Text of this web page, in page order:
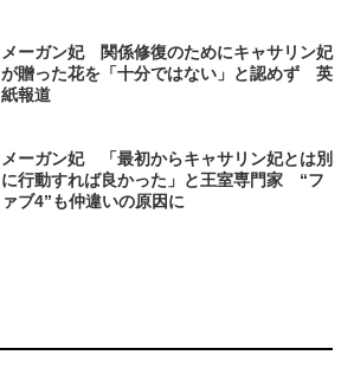
メーガン妃 関係修復のためにキャサリン妃
が贈った花を「十分ではない」と認めず 英
紙報道
メーガン妃 「最初からキャサリン妃とは別
に行動すれば良かった」と王室専門家 “フ
ァブ4”も仲違いの原因に